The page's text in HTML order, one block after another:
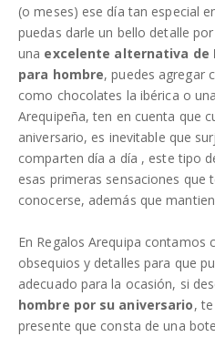
(o meses) ese día tan especial
puedas darle un bello detalle
una excelente alternativa de
para hombre, puedes agregar
como chocolates la ibérica o
Arequipeña, ten en cuenta que
aniversario, es inevitable que
comparten día a día , este tipo
esas primeras sensaciones que
conocerse, además que
En Regalos Arequipa contamos
obsequios y detalles para que
adecuado para la ocasión, si
hombre por su aniversario,
presente que consta de una